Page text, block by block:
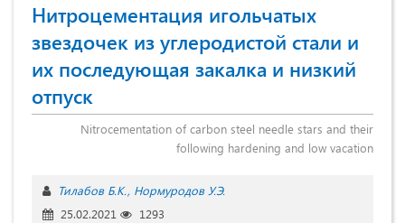
Нитроцементация игольчатых
звездочек из углеродистой стали и
их последующая закалка и низкий
отпуск
Nitrocementation of carbon steel needle stars and their
following hardening and low vacation
Тилабов Б.К. Нормуродов У.Э.
25.02.2021
1293